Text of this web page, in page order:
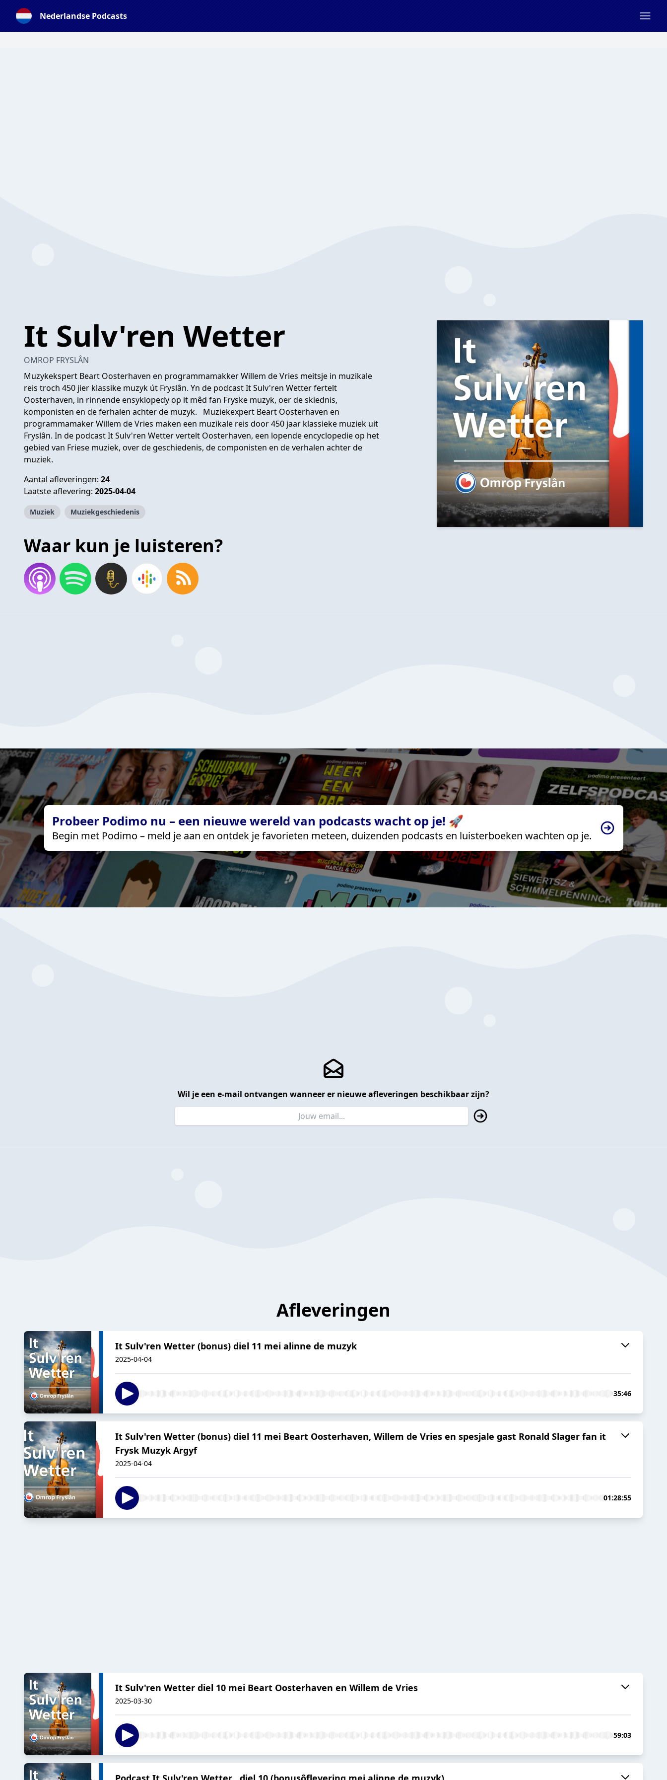
Nederlandse Podcasts
It Sulv'ren Wetter
OMROP FRYSLÂN
Muzykekspert Beart Oosterhaven en programmamakker Willem de Vries meitsje in muzikale
reis troch 450 jier klassike muzyk út Fryslân. Yn de podcast It Sulv'ren Wetter fertelt
Oosterhaven, in rinnende ensyklopedy op it mêd fan Fryske muzyk, oer de skiednis,
komponisten en de ferhalen achter de muzyk. Muziekexpert Beart Oosterhaven en
programmamaker Willem de Vries maken een muzikale reis door 450 jaar klassieke muziek uit
Fryslân. In de podcast It Sulv'ren Wetter vertelt Oosterhaven, een lopende encyclopedie op het
gebied van Friese muziek, over de geschiedenis, de componisten en de verhalen achter de
muziek.
Aantal afleveringen: 24
Laatste aflevering: 2025-04-04
Muziek Muziekgeschiedenis
Waar kun je luisteren?
Probeer Podimo nu – een nieuwe wereld van podcasts wacht op je! 🚀
Begin met Podimo – meld je aan en ontdek je favorieten meteen, duizenden podcasts en luisterboeken wachten op je.
Wil je een e-mail ontvangen wanneer er nieuwe afleveringen beschikbaar zijn?
Afleveringen
It Sulv'ren Wetter (bonus) diel 11 mei alinne de muzyk
2025-04-04
35:46
It Sulv'ren Wetter (bonus) diel 11 mei Beart Oosterhaven, Willem de Vries en spesjale gast Ronald Slager fan it
Frysk Muzyk Argyf
2025-04-04
01:28:55
It Sulv'ren Wetter diel 10 mei Beart Oosterhaven en Willem de Vries
2025-03-30
59:03